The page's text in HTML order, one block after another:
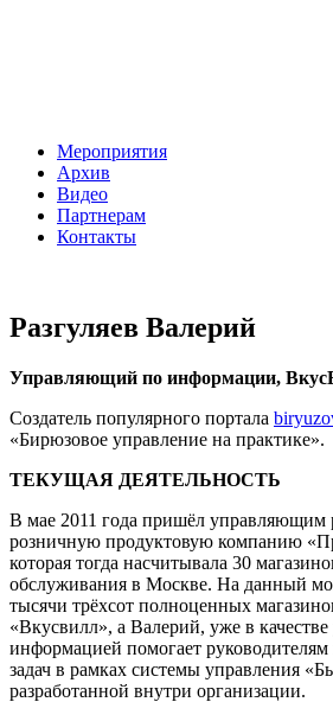
Мероприятия
Архив
Видео
Партнерам
Контакты
Разгуляев Валерий
Управляющий по информации,
Создатель популярного портала
«Бирюзовое управление на практике».
ТЕКУЩАЯ ДЕЯТЕЛЬНОСТЬ
В мае 2011 года пришёл управляющим
розничную продуктовую компанию
которая тогда насчитывала 30
обслуживания в Москве. На данный
тысячи трёхсот полноценных
«Вкусвилл», а Валерий, уже в
информацией помогает
задач в рамках системы управления
разработанной внутри организации.